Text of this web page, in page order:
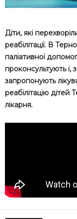
Діти, які
реабілітації. В
паліативної
проконсультують і,
запропонують
реабілітацію дітей
лікарня.